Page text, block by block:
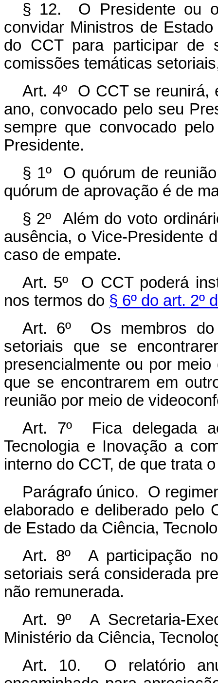
§ 12. O Presidente ou o
convidar Ministros de
do CCT para participar de
comissões temáticas
Art. 4º O CCT se reunirá,
ano, convocado pelo seu
sempre que convocado
Presidente.
§ 1º O quórum de
quórum de aprovação é de
§ 2º Além do voto
ausência, o Vice-Presidente
caso de empate.
Art. 5º O CCT poderá
nos termos do § 6º do art. 2º
Art. 6º Os membros
setoriais que se
presencialmente ou por
que se encontrarem em
reunião por meio de
Art. 7º Fica delegada
Tecnologia e Inovação a
interno do CCT, de que trata
Parágrafo único. O
elaborado e deliberado pelo
de Estado da Ciência,
Art. 8º A participação
setoriais será considerada
não remunerada.
Art. 9º A Secretaria-
Ministério da Ciência,
Art. 10. O relatório